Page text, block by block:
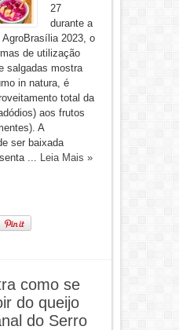
27
durante a
2023, o
de utilização
salgadas mostra
in natura, é
total da
aos frutos
A
ser baixada
... Leia Mais »
como se
do queijo
do Serro